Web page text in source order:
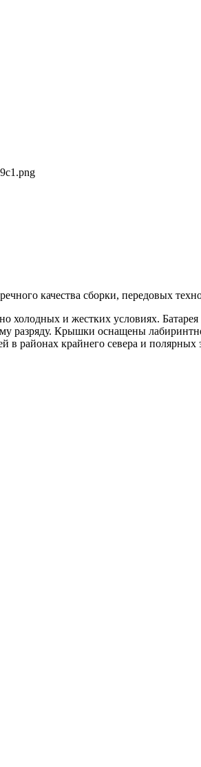
качества сборки, передовых
холодных и жестких условиях.
разряду. Крышки оснащены
в районах крайнего севера и